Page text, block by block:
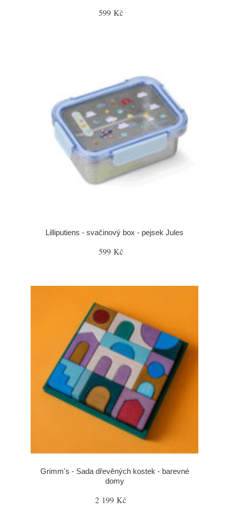
599 Kč
Lilliputiens - svačinový box - pejsek Jules
599 Kč
Grimm's - Sada dřevěných kostek - barevné
domy
2 199 Kč